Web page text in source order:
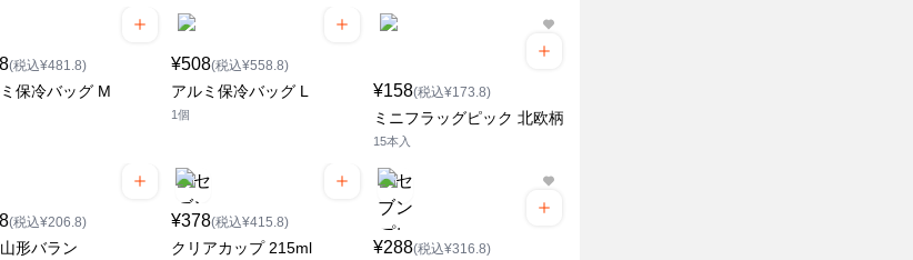
(税込¥481.8)
保冷バッグ M
¥508(税込¥558.8)
アルミ保冷バッグ L
1個
¥158(税込¥173.8)
ミニフラッグピック 北欧柄
15本入
(税込¥206.8)
形バラン
¥378(税込¥415.8)
クリアカップ 215ml ¥288(税込¥316.8)